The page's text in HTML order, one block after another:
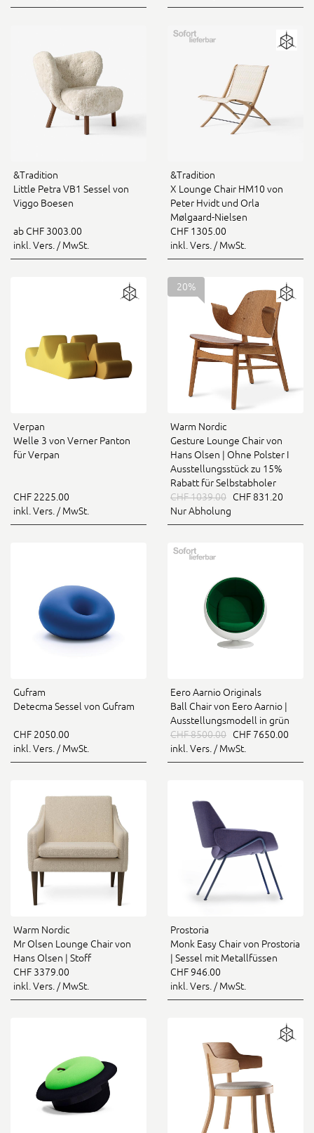
&Tradition
Little Petra VB1 Sessel von
Viggo Boesen
ab CHF 3003.00
inkl. Vers. / MwSt.
&Tradition
X Lounge Chair HM10 von
Peter Hvidt und Orla
Mølgaard-Nielsen
CHF 1305.00
inkl. Vers. / MwSt.
Verpan
Welle 3 von Verner Panton
für Verpan
CHF 2225.00
inkl. Vers. / MwSt.
20%
Warm Nordic
Gesture Lounge Chair von
Hans Olsen | Ohne Polster I
Ausstellungsstück zu 15%
Rabatt für Selbstabholer
CHF 1039.00 CHF 831.20
Nur Abholung
Gufram
Detecma Sessel von Gufram
CHF 2050.00
inkl. Vers. / MwSt.
Eero Aarnio Originals
Ball Chair von Eero Aarnio |
Ausstellungsmodell in grün
CHF 8500.00 CHF 7650.00
inkl. Vers. / MwSt.
Warm Nordic
Mr Olsen Lounge Chair von
Hans Olsen | Stoff
CHF 3379.00
inkl. Vers. / MwSt.
Prostoria
Monk Easy Chair von Prostoria
| Sessel mit Metallfüssen
CHF 946.00
inkl. Vers. / MwSt.